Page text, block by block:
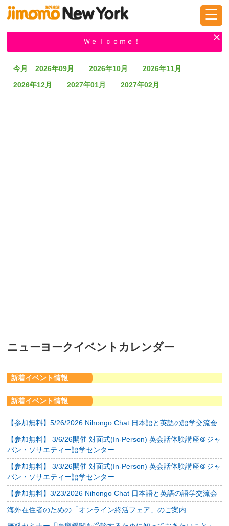
掲示板 タウン情報 教えて！
☰
Ｗｅｌｃｏｍｅ！
今月 2026年09月 2026年10月
2026年11月
2026年12月
2027年01月 2027年02月
ニューヨークイベントカレンダー
新着イベント情報
新着イベント情報
【参加無料】5/26/2026 Nihongo Chat 日本語と英語の語学交流会
【参加無料】 3/6/26開催 対面式(In-Person) 英会話体験講座＠ジャ
パン・ソサエティー語学センター
【参加無料】 3/3/26開催 対面式(In-Person) 英会話体験講座＠ジャ
パン・ソサエティー語学センター
【参加無料】3/23/2026 Nihongo Chat 日本語と英語の語学交流会
海外在住者のための「オンライン終活フェア」のご案内